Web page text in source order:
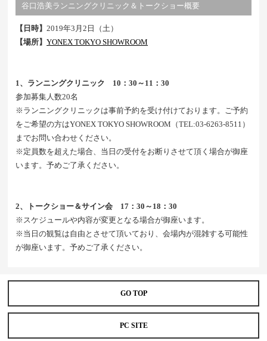
谷口浩美ランニングクリニック＆トークショー概要
【日時】2019年3月2日（土）
【場所】YONEX TOKYO SHOWROOM
1、ランニングクリニック 10：30～11：30
参加募集人数20名
※ランニングクリニックは事前予約を受け付けております。ご予約
をご希望の方はYONEX TOKYO SHOWROOM（TEL:03-6263-8511）
までお問い合わせください。
※定員数を超えた場合、当日の受付をお断りさせて頂く場合が御座
います。予めご了承ください。
2、トークショー＆サイン会 17：30～18：30
※スケジュールや内容が変更となる場合が御座います。
※当日の観覧は自由とさせて頂いており、会場内が混雑する可能性
が御座います。予めご了承ください。
GO TOP
PC SITE